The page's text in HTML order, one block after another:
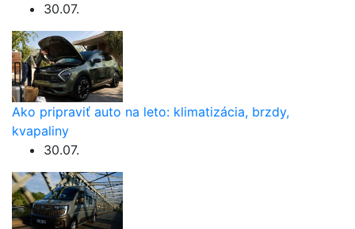
30.07.
Ako pripraviť auto na leto: klimatizácia, brzdy,
kvapaliny
30.07.